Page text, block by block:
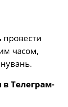
провести
часом,
Телеграм-